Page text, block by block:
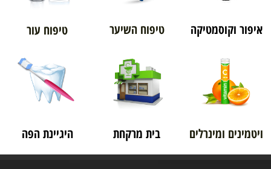
איפור וקוסמטיקה טיפוח השיער טיפוח עור
ויטמינים ומינרלים בית מרקחת היגיינת הפה